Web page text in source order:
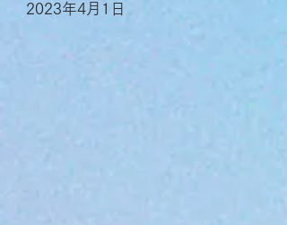
2023年4月1日